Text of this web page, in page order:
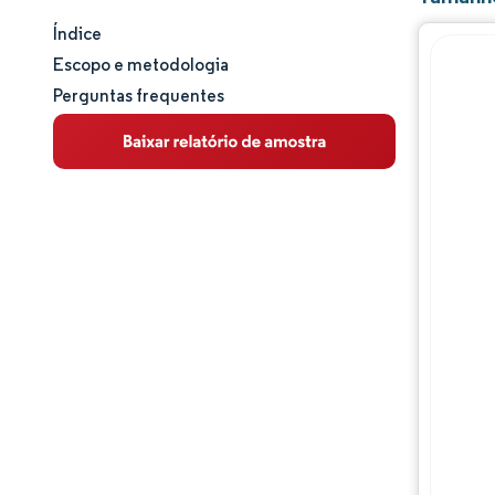
Tamanho e participação de mercado
Análise de mercado
Tendências e insights
Índice
Escopo e metodologia
Perguntas frequentes